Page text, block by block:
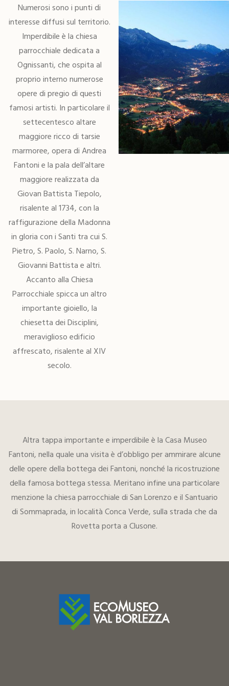
Numerosi sono i punti di
interesse diffusi sul territorio.
Imperdibile è la chiesa
parrocchiale dedicata a
Ognissanti, che ospita al
proprio interno numerose
opere di pregio di questi
famosi artisti. In particolare il
settecentesco altare
maggiore ricco di tarsie
marmoree, opera di Andrea
Fantoni e la pala dell’altare
maggiore realizzata da
Giovan Battista Tiepolo,
risalente al 1734, con la
raffigurazione della Madonna
in gloria con i Santi tra cui S.
Pietro, S. Paolo, S. Narno, S.
Giovanni Battista e altri.
Accanto alla Chiesa
Parrocchiale spicca un altro
importante gioiello, la
chiesetta dei Disciplini,
meraviglioso edificio
affrescato, risalente al XIV
secolo.
Altra tappa importante e imperdibile è la Casa Museo
Fantoni, nella quale una visita è d’obbligo per ammirare alcune
delle opere della bottega dei Fantoni, nonché la ricostruzione
della famosa bottega stessa. Meritano infine una particolare
menzione la chiesa parrocchiale di San Lorenzo e il Santuario
di Sommaprada, in località Conca Verde, sulla strada che da
Rovetta porta a Clusone.